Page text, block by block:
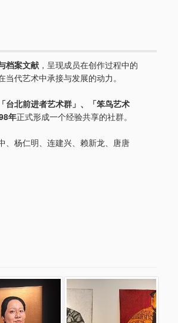
档案文献 ，呈现成员在创作过程中的
代艺术中承接与发展的动力。
台北前进者艺术群」、「笨鸟艺术
年正式形成一个经验共享的社群。
、杨仁明、连建兴、赖新龙、唐唐